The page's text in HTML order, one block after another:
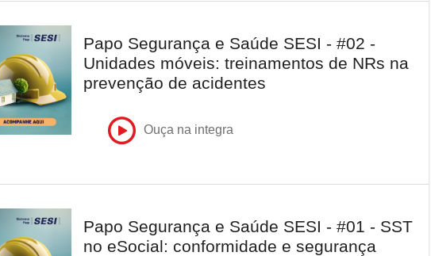
Papo Segurança e Saúde SESI - #02 -
Unidades móveis: treinamentos de NRs na
prevenção de acidentes
Ouça na integra
Papo Segurança e Saúde SESI - #01 - SST
no eSocial: conformidade e segurança